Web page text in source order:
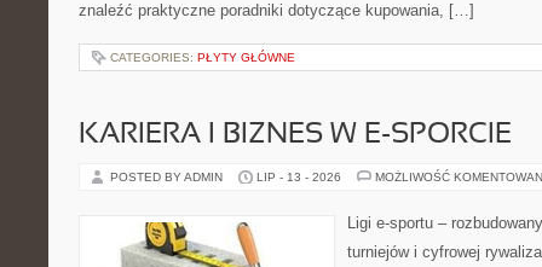
znaleźć praktyczne poradniki dotyczące kupowania, […]
CATEGORIES: PŁYTY GŁÓWNE
KARIERA I BIZNES W E-SPORCIE
POSTED BY ADMIN LIP - 13 - 2026 MOŻLIWOŚĆ
Ligi e-sportu –
turniejów i cyfrowej